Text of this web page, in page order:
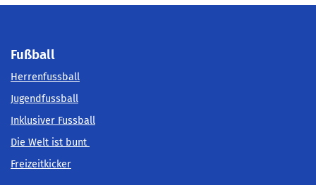
Fußball
Herrenfussball
Jugendfussball
Inklusiver Fussball
Die Welt ist bunt
Freizeitkicker